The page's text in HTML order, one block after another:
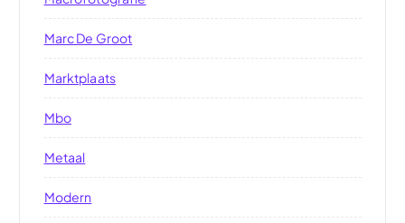
Marc De Groot
Marktplaats
Mbo
Metaal
Modern